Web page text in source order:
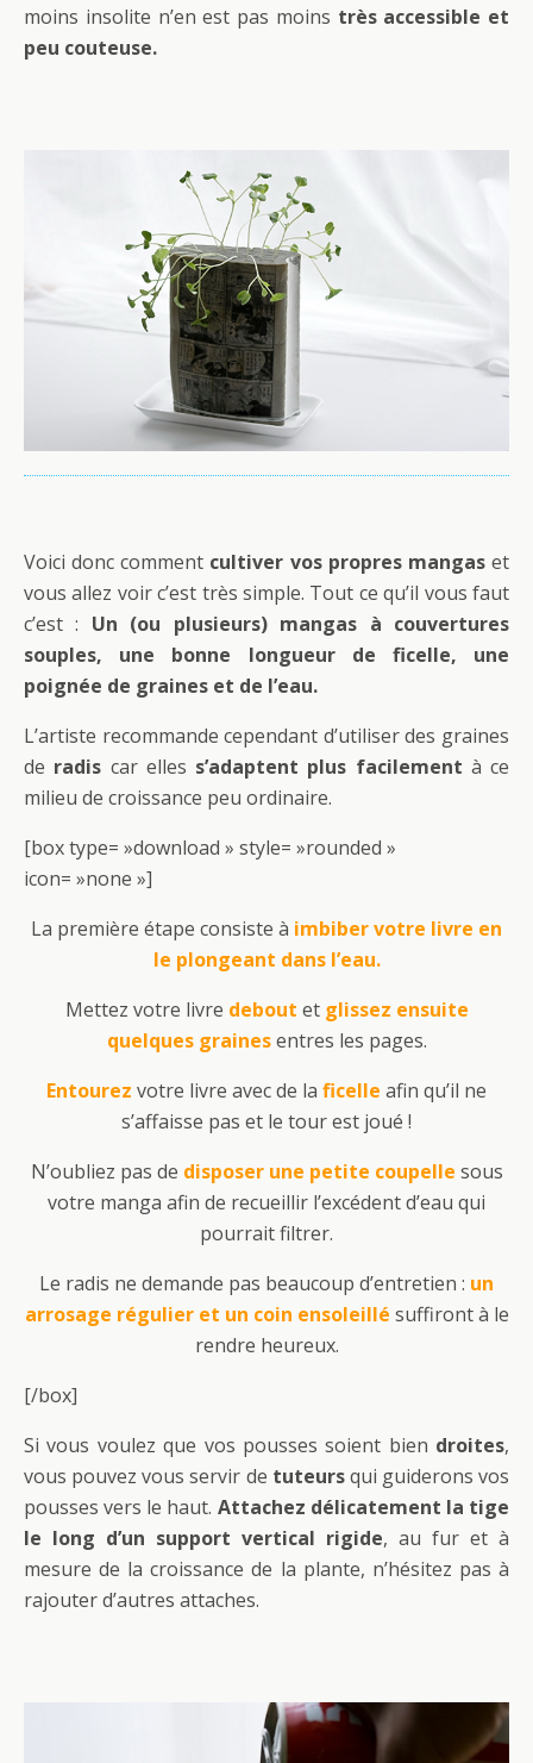
moins insolite n’en est pas moins très accessible et
peu couteuse.
Voici donc comment cultiver vos propres mangaset
vous allez voir c’est très simple. Tout ce qu’il vous faut
c’est : Un (ou plusieurs) mangas à couvertures
souples, une bonne longueur de ficelle, une
poignée de graines et de l’eau.
L’artiste recommande cependant d’utiliser des graines
de radis car elles s’adaptent plus facilement à ce
milieu de croissance peu ordinaire.
[box type= »download » style= »rounded »
icon= »none »]
La première étape consiste à imbiber votre livre en
le plongeant dans l’eau.
Mettez votre livre debout et glissez ensuite
quelques grainesentres les pages.
Entourez votre livre avec de la ficelle afin qu’il ne
s’affaisse pas et le tour est joué !
N’oubliez pas de disposer une petite coupelle sous
votre manga afin de recueillir l’excédent d’eau qui
pourrait filtrer.
Le radis ne demande pas beaucoup d’entretien : un
arrosage régulier et un coin ensoleillé suffiront à le
rendre heureux.
[/box]
Si vous voulez que vos pousses soient bien droites,
vous pouvez vous servir de tuteursqui guiderons vos
pousses vers le haut. Attachez délicatement la tige
le long d’un support vertical rigide, au fur et à
mesure de la croissance de la plante, n’hésitez pas à
rajouter d’autres attaches.